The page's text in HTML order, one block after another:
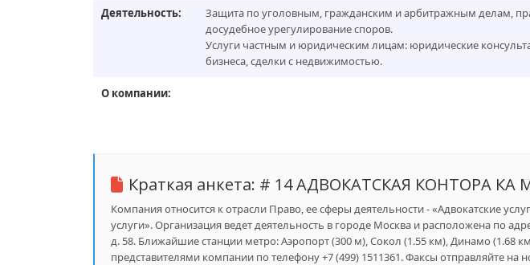
Деятельность:
Защита по уголовным, гражданским и арбитражным делам,
досудебное урегулирование споров.
Услуги частным и юридическим лицам: юридические
бизнеса, сделки с недвижимостью.
О компании:
Краткая анкета: # 14 АДВОКАТСКАЯ КОНТОРА КА
Компания относится к отрасли Право, ее сферы деятельности - «Адвокатские
услуги». Организация ведет деятельность в городе Москва и расположена по
д. 58. Ближайшие станции метро: Аэропорт (300 м), Сокол (1.55 км), Динамо (1.68
представителями компании по телефону +7 (499) 1511361. Факсы отправляйте на